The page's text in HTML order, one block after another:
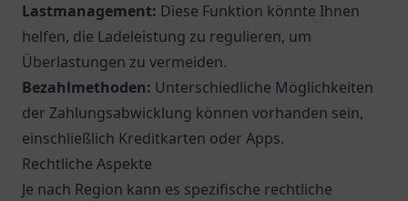
Lastmanagement: Diese Funktion könnte Ihnen
helfen, die Ladeleistung zu regulieren, um
Überlastungen zu vermeiden.
Bezahlmethoden: Unterschiedliche Möglichkeiten
der Zahlungsabwicklung können vorhanden sein,
einschließlich Kreditkarten oder Apps.
Rechtliche Aspekte
Je nach Region kann es spezifische rechtliche